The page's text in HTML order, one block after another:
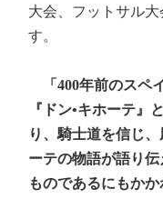
大会、フットサル
す。
「400年前のスペ
『ドン•キホーテ』
り、騎士道を信じ
ーテの物語が語り
ものであるにもか